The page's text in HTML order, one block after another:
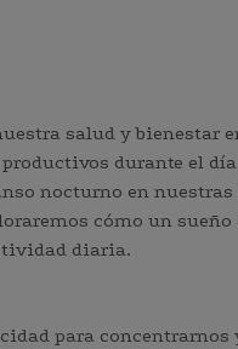
salud y bienestar
durante el
nocturno en nuestras
cómo un sueño
diaria.
para concentrarnos